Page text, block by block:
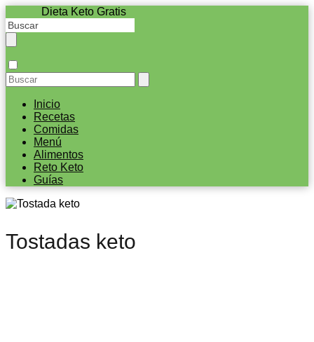
Dieta Keto Gratis
Inicio
Recetas
Comidas
Menú
Alimentos
Reto Keto
Guías
Tostadas keto